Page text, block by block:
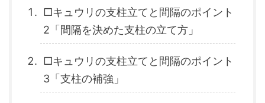
□キュウリの支柱立てと間隔のポイント
2「間隔を決めた支柱の立て方」
□キュウリの支柱立てと間隔のポイント
3「支柱の補強」